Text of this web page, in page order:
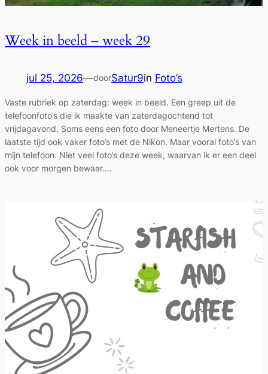
Week in beeld – week 29
jul 25, 2026—doorSatur9in Foto’s
Vaste rubriek op zaterdag: week in beeld. Een greep uit de
telefoonfoto’s die ik maakte van zaterdagochtend tot
vrijdagavond. Soms eens een foto door Meneertje Mertens. De
laatste tijd ook vaker foto’s met de Nikon. Maar vooral foto’s van
mijn telefoon. Niet veel foto’s deze week, waarvan ik er een deel
ook voor morgen bewaar.…